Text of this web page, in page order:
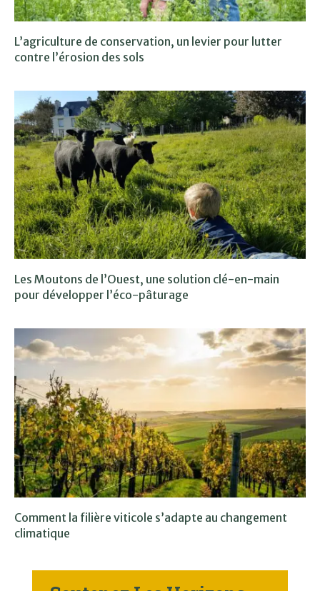
L’agriculture de conservation, un levier pour lutter
contre l’érosion des sols
Les Moutons de l’Ouest, une solution clé-en-main
pour développer l’éco-pâturage
Comment la filière viticole s’adapte au changement
climatique